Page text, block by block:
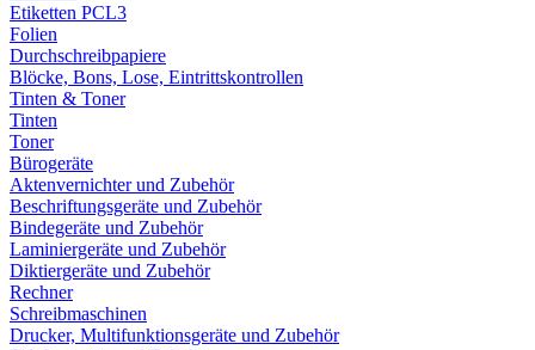
Etiketten PCL3
Folien
Durchschreibpapiere
Blöcke, Bons, Lose, Eintrittskontrollen
Tinten & Toner
Tinten
Toner
Bürogeräte
Aktenvernichter und Zubehör
Beschriftungsgeräte und Zubehör
Bindegeräte und Zubehör
Laminiergeräte und Zubehör
Diktiergeräte und Zubehör
Rechner
Schreibmaschinen
Drucker, Multifunktionsgeräte und Zubehör